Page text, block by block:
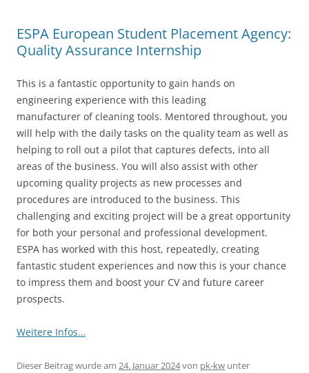
ESPA European Student Placement Agency:
Quality Assurance Internship
This is a fantastic opportunity to gain hands on
engineering experience with this leading
manufacturer of cleaning tools. Mentored throughout, you
will help with the daily tasks on the quality team as well as
helping to roll out a pilot that captures defects, into all
areas of the business. You will also assist with other
upcoming quality projects as new processes and
procedures are introduced to the business. This
challenging and exciting project will be a great opportunity
for both your personal and professional development.
ESPA has worked with this host, repeatedly, creating
fantastic student experiences and now this is your chance
to impress them and boost your CV and future career
prospects.
Weitere Infos…
Dieser Beitrag wurde am 24. Januar 2024von pk-kw unter